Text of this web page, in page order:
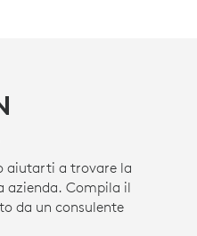
Zone Wired 2 for
vita ai materiali plastici
elettronici e
impronta di carbonio.
RICICLATE
aiutarti a trovare la
azienda. Compila il
da un consulente